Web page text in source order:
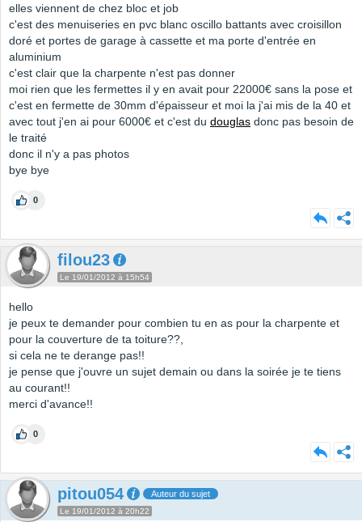
elles viennent de chez bloc et job
c'est des menuiseries en pvc blanc oscillo battants avec croisillon
doré et portes de garage à cassette et ma porte d'entrée en
aluminium
c'est clair que la charpente n'est pas donner
moi rien que les fermettes il y en avait pour 22000€ sans la pose et
c'est en fermette de 30mm d'épaisseur et moi la j'ai mis de la 40 et
avec tout j'en ai pour 6000€ et c'est du douglas donc pas besoin de
le traité
donc il n'y a pas photos
bye bye
0
filou23
Le 19/01/2012 à 15h54
hello
je peux te demander pour combien tu en as pour la charpente et
pour la couverture de ta toiture??,
si cela ne te derange pas!!
je pense que j'ouvre un sujet demain ou dans la soirée je te tiens
au courant!!
merci d'avance!!
0
pitou054 Auteur du sujet
Le 19/01/2012 à 20h22